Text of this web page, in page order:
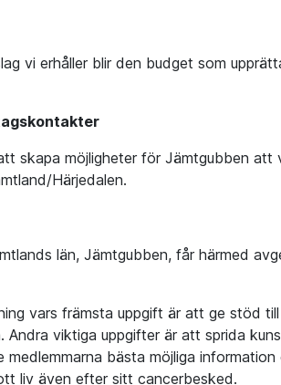
vi erhåller blir den budget som
skapa möjligheter för Jämtgubben att
Härjedalen.
län, Jämtgubben, får härmed
vars främsta uppgift är att ge stöd
viktiga uppgifter är att sprida
bästa möjliga information
gott liv även efter sitt